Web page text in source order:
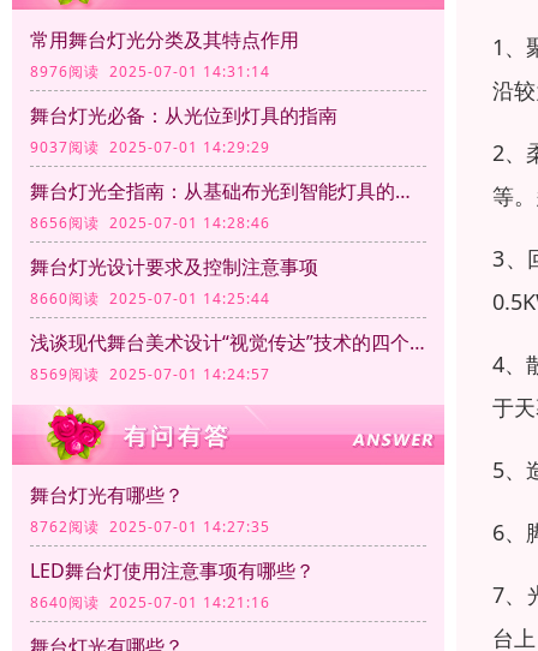
常用舞台灯光分类及其特点作用
8976阅读 2025-07-01 14:31:14
舞台灯光必备：从光位到灯具的指南
9037阅读 2025-07-01 14:29:29
舞台灯光全指南：从基础布光到智能灯具的应用
8656阅读 2025-07-01 14:28:46
舞台灯光设计要求及控制注意事项
8660阅读 2025-07-01 14:25:44
浅谈现代舞台美术设计“视觉传达”技术的四个方面
8569阅读 2025-07-01 14:24:57
舞台灯光有哪些？
8762阅读 2025-07-01 14:27:35
LED舞台灯使用注意事项有哪些？
8640阅读 2025-07-01 14:21:16
1、
沿
2、
等
3、
4、
于
5、
6、
7、
台